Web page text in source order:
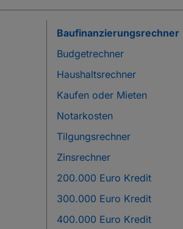
Baufinanzierungsrechner
Budgetrechner
Haushaltsrechner
Kaufen oder Mieten
Notarkosten
Tilgungsrechner
Zinsrechner
200.000 Euro Kredit
300.000 Euro Kredit
400.000 Euro Kredit